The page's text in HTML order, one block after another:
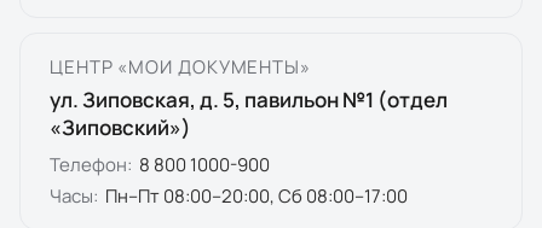
ЦЕНТР «МОИ ДОКУМЕНТЫ»
ул. Зиповская, д. 5, павильон №1 (отдел
«Зиповский»)
Телефон: 8 800 1000-900
Часы: Пн–Пт 08:00–20:00, Сб 08:00–17:00